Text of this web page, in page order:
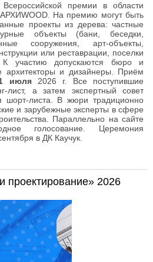
премии в области
АРХИWOOD. На премию могут быть
проекты из дерева: частные
объекты (бани, беседки,
сооружения, арт-объекты,
или реставрации, поселки
участию допускаются бюро и
архитекторы и дизайнеры. Приём
июля2026 г. Все поступившие
лист, а затем экспертный совет
шорт-листа. В жюри традиционно
и зарубежные эксперты в сфере
Параллельно на сайте
голосование. Церемония
в ДК Каучук.
проектирование» 2026